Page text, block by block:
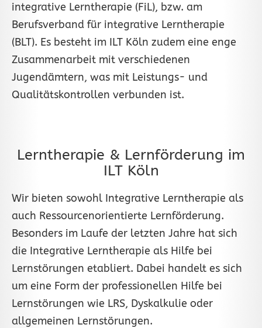
integrative Lerntherapie (FiL), bzw. am
Berufsverband für integrative Lerntherapie
(BLT). Es besteht im ILT Köln zudem eine enge
Zusammenarbeit mit verschiedenen
Jugendämtern, was mit Leistungs- und
Qualitätskontrollen verbunden ist.
Lerntherapie & Lernförderung im
ILT Köln
Wir bieten sowohl Integrative Lerntherapie als
auch Ressourcenorientierte Lernförderung.
Besonders im Laufe der letzten Jahre hat sich
die Integrative Lerntherapie als Hilfe bei
Lernstörungen etabliert. Dabei handelt es sich
um eine Form der professionellen Hilfe bei
Lernstörungen wie LRS, Dyskalkulie oder
allgemeinen Lernstörungen.